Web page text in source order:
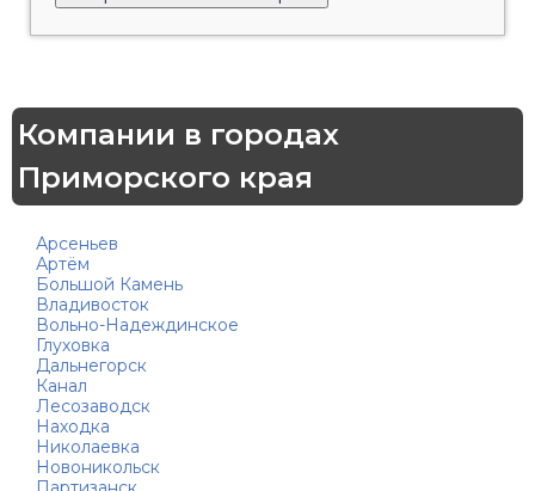
Компании в городах
Приморского края
Арсеньев
Артём
Большой Камень
Владивосток
Вольно-Надеждинское
Глуховка
Дальнегорск
Канал
Лесозаводск
Находка
Николаевка
Новоникольск